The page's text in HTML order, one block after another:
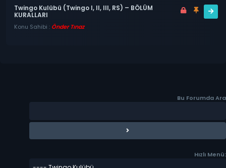
Twingo Kulübü (Twingo I, II, III, RS) – BÖLÜM
KURALLARI
Konu Sahibi : Önder Tınaz
Bu Forumda Ara
Hızlı Menü: